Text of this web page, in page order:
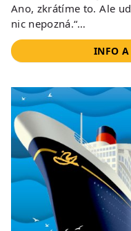
Ano, zkrátíme to. Ale
nic nepozná.“…
INFO A